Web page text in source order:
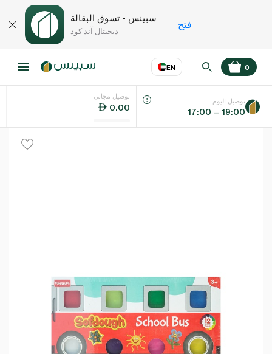
سبينس - تسوق البقالة
ديجيتال آند كود
فتح
EN
اللغة عر
0
توصيل مجاني
0.00
توصيل اليوم
17:00 – 19:00